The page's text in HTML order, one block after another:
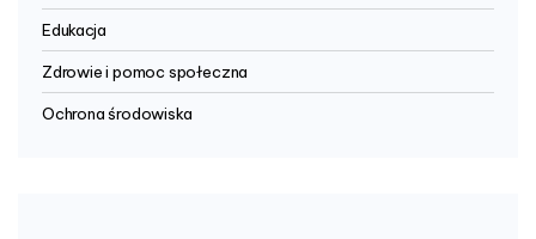
Edukacja
Zdrowie i pomoc społeczna
Ochrona środowiska